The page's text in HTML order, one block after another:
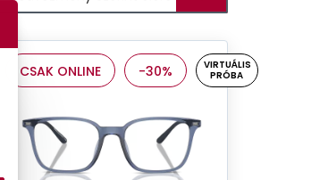
CSAK ONLINE -30%
VIRTUÁLIS
PRÓBA